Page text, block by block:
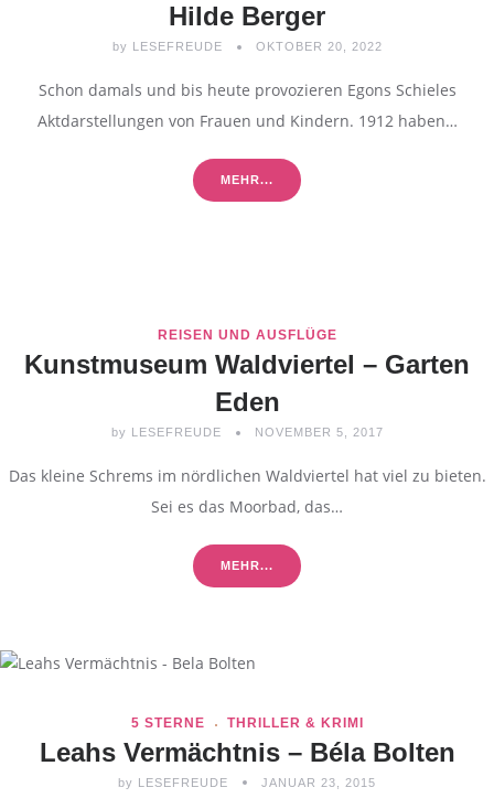
Hilde Berger
by LESEFREUDE OKTOBER 20, 2022
Schon damals und bis heute provozieren Egons Schieles
Aktdarstellungen von Frauen und Kindern. 1912 haben…
MEHR...
REISEN UND AUSFLÜGE
Kunstmuseum Waldviertel – Garten
Eden
by LESEFREUDE NOVEMBER 5, 2017
Das kleine Schrems im nördlichen Waldviertel hat viel zu bieten.
Sei es das Moorbad, das…
MEHR...
5 STERNE THRILLER & KRIMI
Leahs Vermächtnis – Béla Bolten
by LESEFREUDE JANUAR 23, 2015